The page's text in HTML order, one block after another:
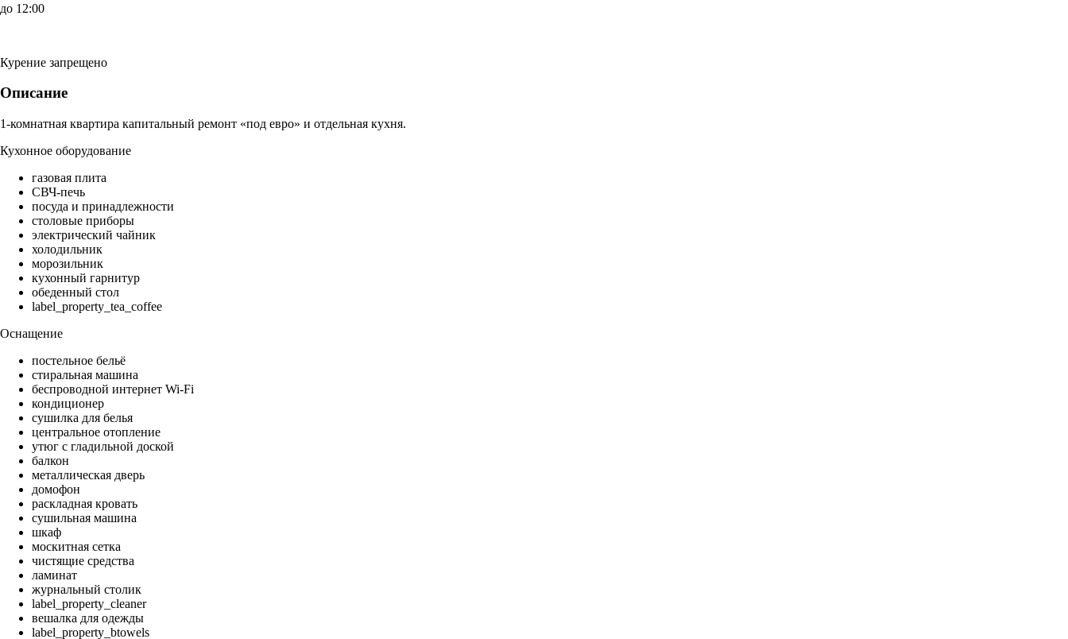
до 12:00
Курение запрещено
Описание
1-комнатная квартира капитальный ремонт «под евро» и отдельная кухня.
Кухонное оборудование
газовая плита
СВЧ-печь
посуда и принадлежности
столовые приборы
электрический чайник
холодильник
морозильник
кухонный гарнитур
обеденный стол
label_property_tea_coffee
Оснащение
постельное бельё
стиральная машина
беспроводной интернет Wi-Fi
кондиционер
сушилка для белья
центральное отопление
утюг с гладильной доской
балкон
металлическая дверь
домофон
раскладная кровать
сушильная машина
шкаф
москитная сетка
чистящие средства
ламинат
журнальный столик
label_property_cleaner
вешалка для одежды
label_property_btowels